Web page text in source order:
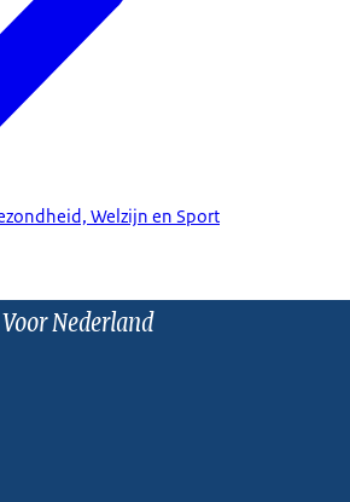
Welzijn en Sport
Nederland